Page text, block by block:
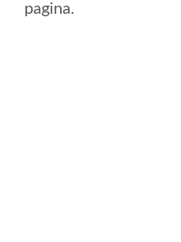
pagina.